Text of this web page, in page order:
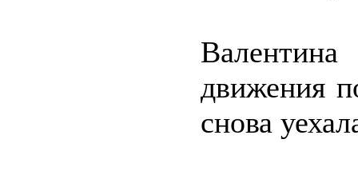
движения
снова